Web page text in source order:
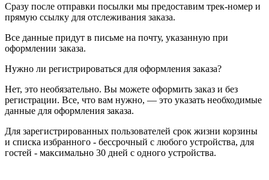
Сразу после отправки посылки мы предоставим трек-номер и
прямую ссылку для отслеживания заказа.
Все данные придут в письме на почту, указанную при
оформлении заказа.
Нужно ли регистрироваться для оформления заказа?
Нет, это необязательно. Вы можете оформить заказ и без
регистрации. Все, что вам нужно, — это указать необходимые
данные для оформления заказа.
Для зарегистрированных пользователей срок жизни корзины
и списка избранного - бессрочный с любого устройства, для
гостей - максимально 30 дней с одного устройства.